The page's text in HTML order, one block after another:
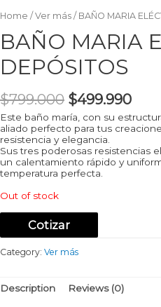
Home / Ver más / BAÑO MARIA
BAÑO MARIA
DEPÓSITOS
$799.000 $499.990
Este baño maría, con su
aliado perfecto para tus
resistencia y elegancia.
Sus tres poderosas resistencias
un calentamiento rápido y
temperatura perfecta.
Out of stock
Cotizar
Category: Ver más
Description Reviews (0)